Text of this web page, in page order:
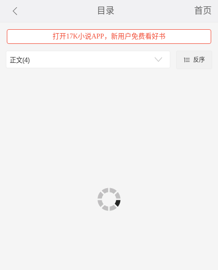
目录 首页
打开17K小说APP，新用户免费看好书
反序